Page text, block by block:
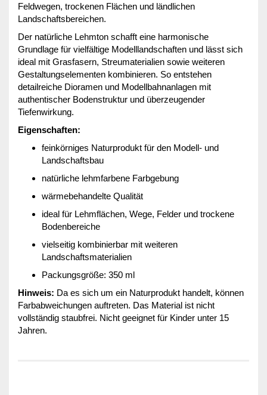
Feldwegen, trockenen Flächen und ländlichen
Landschaftsbereichen.
Der natürliche Lehmton schafft eine harmonische
Grundlage für vielfältige Modelllandschaften und lässt sich
ideal mit Grasfasern, Streumaterialien sowie weiteren
Gestaltungselementen kombinieren. So entstehen
detailreiche Dioramen und Modellbahnanlagen mit
authentischer Bodenstruktur und überzeugender
Tiefenwirkung.
Eigenschaften:
feinkörniges Naturprodukt für den Modell- und
Landschaftsbau
natürliche lehmfarbene Farbgebung
wärmebehandelte Qualität
ideal für Lehmflächen, Wege, Felder und trockene
Bodenbereiche
vielseitig kombinierbar mit weiteren
Landschaftsmaterialien
Packungsgröße: 350 ml
Hinweis: Da es sich um ein Naturprodukt handelt, können
Farbabweichungen auftreten. Das Material ist nicht
vollständig staubfrei. Nicht geeignet für Kinder unter 15
Jahren.